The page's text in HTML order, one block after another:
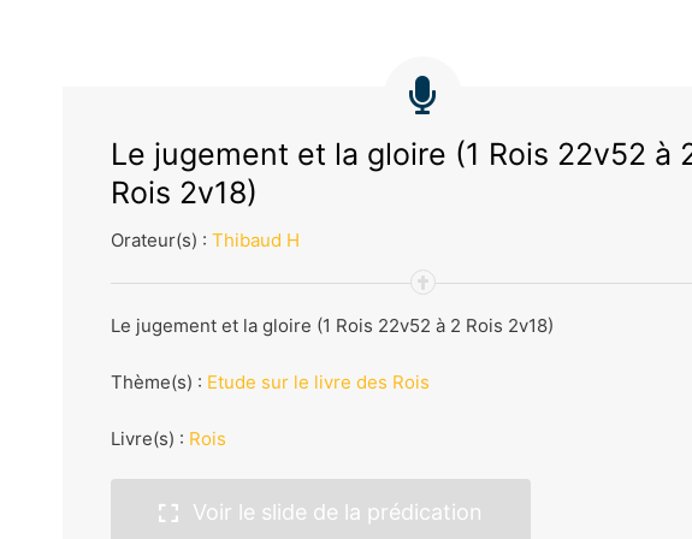
Le jugement et la gloire (1 Rois 22v52 à
Rois 2v18)
Orateur(s) : Thibaud H
Le jugement et la gloire (1 Rois 22v52 à 2 Rois 2v18)
Thème(s) : Etude sur le livre des Rois
Livre(s) : Rois
Voir le slide de la prédication